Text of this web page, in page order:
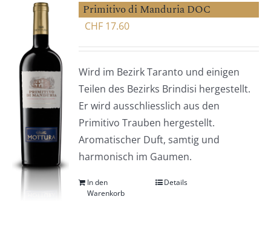
Primitivo di Manduria DOC
CHF 17.60
Wird im Bezirk Taranto und einigen
Teilen des Bezirks Brindisi hergestellt.
Er wird ausschliesslich aus den
Primitivo Trauben hergestellt.
Aromatischer Duft, samtig und
harmonisch im Gaumen.
In den
Warenkorb
Details